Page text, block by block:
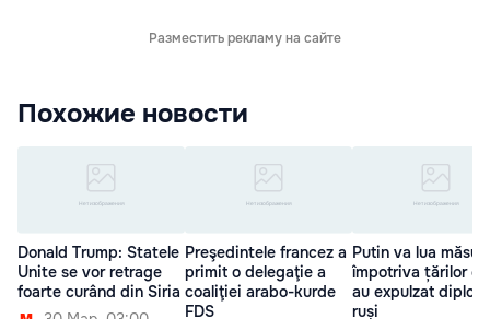
Разместить рекламу на сайте
Похожие новости
Donald Trump: Statele
Unite se vor retrage
foarte curând din Siria
Preşedintele francez a
primit o delegaţie a
coaliţiei arabo-kurde
FDS
Putin va lua măsuri
împotriva țărilor
au expulzat
ruși